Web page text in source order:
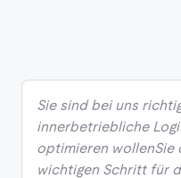
Sie sind bei uns
innerbetriebliche
optimieren wollenSie
wichtigen Schritt für